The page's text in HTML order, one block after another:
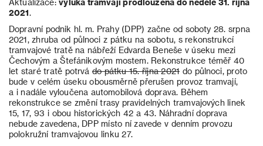
Aktualizace:výluka tramvají prodloužena do neděle 31. října
2021.
Dopravní podnik hl. m. Prahy (DPP) začne od soboty 28. srpna
2021, zhruba od půlnoci z pátku na sobotu, s rekonstrukcí
tramvajové tratě na nábřeží Edvarda Beneše v úseku mezi
Čechovým a Štefánikovým mostem. Rekonstrukce téměř 40
let staré tratě potrvádo pátku 15. října 2021 do půlnoci, proto
bude v celém úseku obousměrně přerušen provoz tramvají,
a i nadále vyloučena automobilová doprava. Během
rekonstrukce se změní trasy pravidelných tramvajových linek
15, 17, 93 i obou historických 42 a 43. Náhradní doprava
nebude zavedena, DPP místo ní zavede v denním provozu
polokružní tramvajovou linku 27.